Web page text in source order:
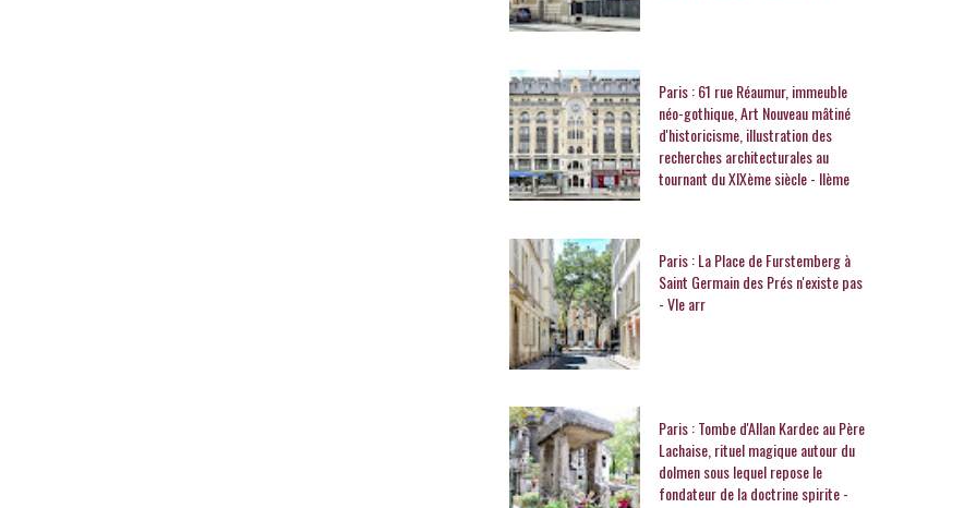
Paris : 61 rue Réaumur, immeuble
néo-gothique, Art Nouveau mâtiné
d'historicisme, illustration des
recherches architecturales au
tournant du XIXème siècle - IIème
Paris : La Place de Furstemberg à
Saint Germain des Prés n'existe pas
- VIe arr
Paris : Tombe d'Allan Kardec au Père
Lachaise, rituel magique autour du
dolmen sous lequel repose le
fondateur de la doctrine spirite -